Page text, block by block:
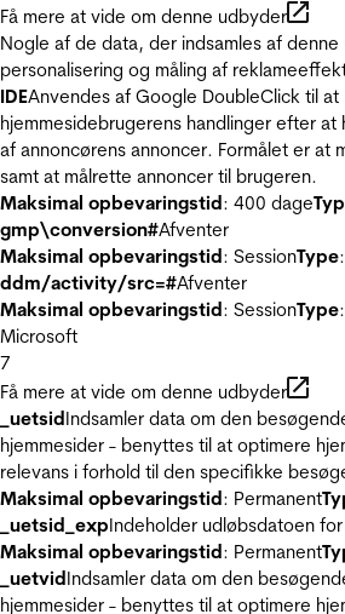
Få mere at vide om denne udbyder
Nogle af de data, der indsamles af
personalisering og måling af
IDEAnvendes af Google DoubleClick til
hjemmesidebrugerens handlinger efter
af annoncørens annoncer. Formålet er at
samt at målrette annoncer til brugeren.
Maksimal opbevaringstid: 400 dage
gmp\conversion#Afventer
Maksimal opbevaringstid: SessionType
ddm/activity/src=#Afventer
Maksimal opbevaringstid: SessionType
Microsoft
7
Få mere at vide om denne udbyder
_uetsidIndsamler data om den
hjemmesider - benyttes til at optimere
relevans i forhold til den specifikke
Maksimal opbevaringstid: Permanent
_uetsid_expIndeholder udløbsdatoen
Maksimal opbevaringstid: Permanent
_uetvidIndsamler data om den
hjemmesider - benyttes til at optimere